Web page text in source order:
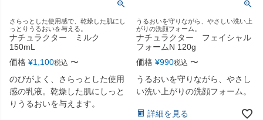
さらっとした使用感で、乾燥した肌にし
っとりうるおいを与える。
ナチュラクター ミルク
150mL
価格 ¥1,100税込 〜
のびがよく、さらっとした使用
感の乳液。乾燥した肌にしっと
りうるおいを与えます。
うるおいを守りながら、やさしい洗い上
がりの洗顔フォーム。
ナチュラクター フェイシャル
フォームN 120g
価格 ¥990税込 〜
うるおいを守りながら、やさし
い洗い上がりの洗顔フォーム。
詳細を見る